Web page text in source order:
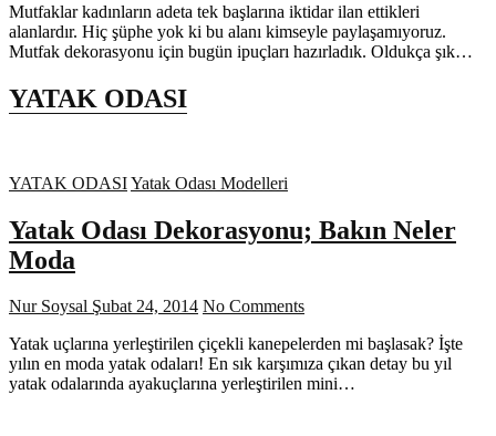
Mutfaklar kadınların adeta tek başlarına iktidar ilan ettikleri
alanlardır. Hiç şüphe yok ki bu alanı kimseyle paylaşamıyoruz.
Mutfak dekorasyonu için bugün ipuçları hazırladık. Oldukça şık…
YATAK ODASI
YATAK ODASIYatak Odası Modelleri
Yatak Odası Dekorasyonu; Bakın Neler
Moda
Nur Soysal Şubat 24, 2014 No Comments
Yatak uçlarına yerleştirilen çiçekli kanepelerden mi başlasak? İşte
yılın en moda yatak odaları! En sık karşımıza çıkan detay bu yıl
yatak odalarında ayakuçlarına yerleştirilen mini…